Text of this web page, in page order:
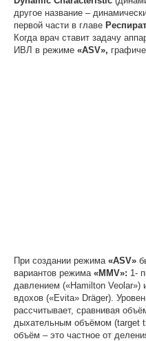
другое название –
первой части в главе
Когда врач ставит задачу
ИВЛ в режиме «ASV»,
При создании режима «ASV»
вариантов режима «M MV»: 1-
давлением («Hamilton Veolar»)
вдохов («Evita» Dräger).
рассчитывает, сравнивая
дыхательным объёмом (target
объём – это частное от